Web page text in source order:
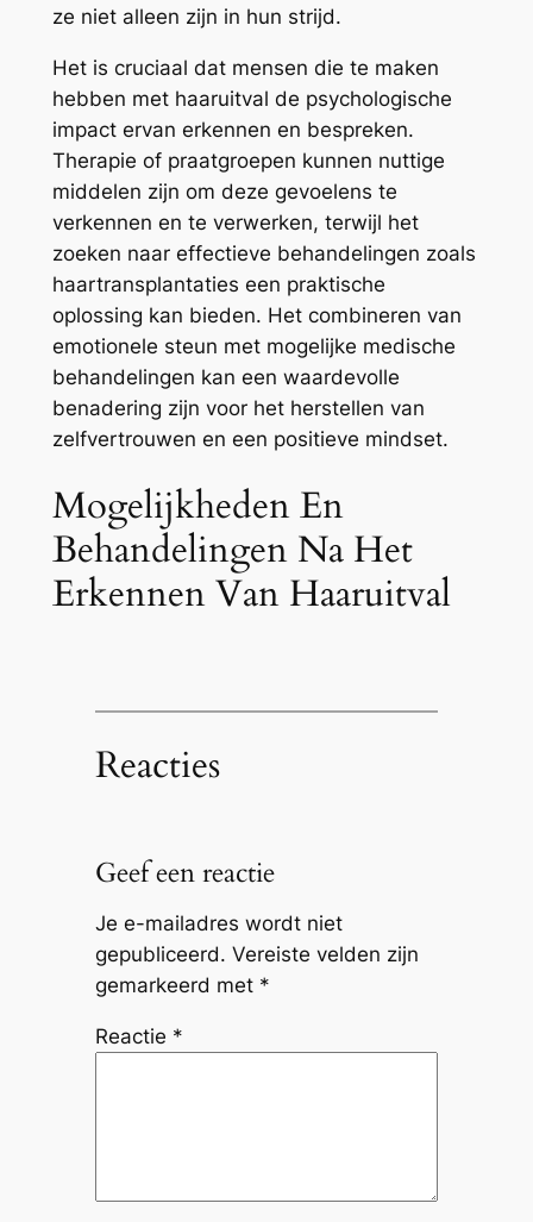
ze niet alleen zijn in hun strijd.
Het is cruciaal dat mensen die te maken
hebben met haaruitval de psychologische
impact ervan erkennen en bespreken.
Therapie of praatgroepen kunnen nuttige
middelen zijn om deze gevoelens te
verkennen en te verwerken, terwijl het
zoeken naar effectieve behandelingen zoals
haartransplantaties een praktische
oplossing kan bieden. Het combineren van
emotionele steun met mogelijke medische
behandelingen kan een waardevolle
benadering zijn voor het herstellen van
zelfvertrouwen en een positieve mindset.
Mogelijkheden En
Behandelingen Na Het
Erkennen Van Haaruitval
Reacties
Geef een reactie
Je e-mailadres wordt niet
gepubliceerd. Vereiste velden zijn
gemarkeerd met *
Reactie *